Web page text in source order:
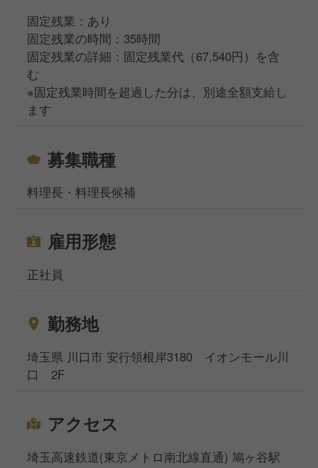
社員とアルバイトの距離が近く、立場に関係なく協力
し合える風土があります。
実際に、アルバイトから店長へステップアップした実
績もあり、前向きに挑戦できる雰囲気が職場全体に根
付いています。
【店舗づくりに深く関われる】
舗づくりに反映されやすい環境です。
これまでにも、「肉の日」「縁日」といったイベント
企画や、新メニュー開発、SNSでの発信など、売上拡
固定残業：あり
固定残業の時間：35時間
固定残業の詳細：固定残業代（67,540円）を含
む
※固定残業時間を超過した分は、別途全額支給し
ます
募集職種
料理長・料理長候補
雇用形態
正社員
勤務地
埼玉県 川口市 安行領根岸3180 イオンモール川
口 2F
アクセス
埼玉高速鉄道(東京メトロ南北線直通) 鳩ヶ谷駅